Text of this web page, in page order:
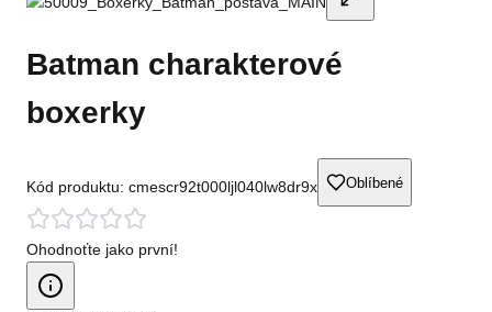
Batman charakterové
boxerky
Kód produktu: cmescr92t000ljl040lw8dr9x Oblíbené
Ohodnoťte jako první!